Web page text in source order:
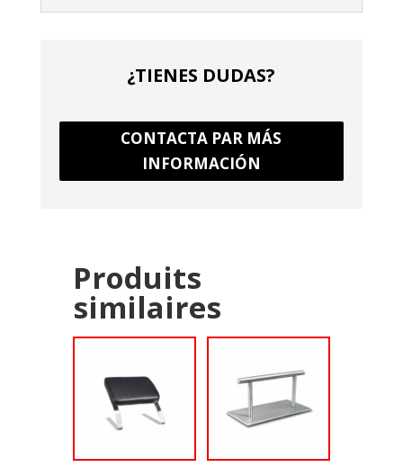
¿TIENES DUDAS?
CONTACTA PAR MÁS
INFORMACIÓN
Produits
similaires